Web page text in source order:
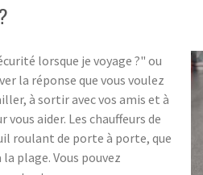
lorsque je voyage ?" ou
la réponse que vous voulez
à sortir avec vos amis et à
aider. Les chauffeurs de
roulant de porte à porte, que
plage. Vous pouvez